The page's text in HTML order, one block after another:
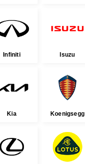
Infiniti Isuzu
Kia Koenigsegg